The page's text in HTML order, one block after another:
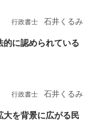
行政書士 石井くるみ
的に認められている
行政書士 石井くるみ
大を背景に広がる民